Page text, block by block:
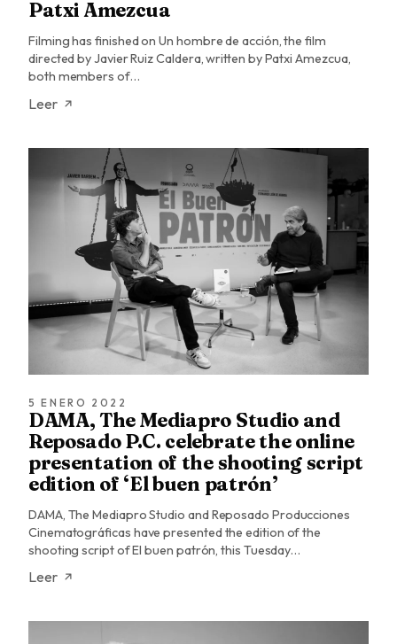
Patxi Amezcua
Filming has finished on Un hombre de acción, the film
directed by Javier Ruiz Caldera, written by Patxi Amezcua,
both members of…
Leer
5 ENERO 2022
DAMA, The Mediapro Studio and
Reposado P.C. celebrate the online
presentation of the shooting script
edition of ‘El buen patrón’
DAMA, The Mediapro Studio and Reposado Producciones
Cinematográficas have presented the edition of the
shooting script of El buen patrón, this Tuesday…
Leer